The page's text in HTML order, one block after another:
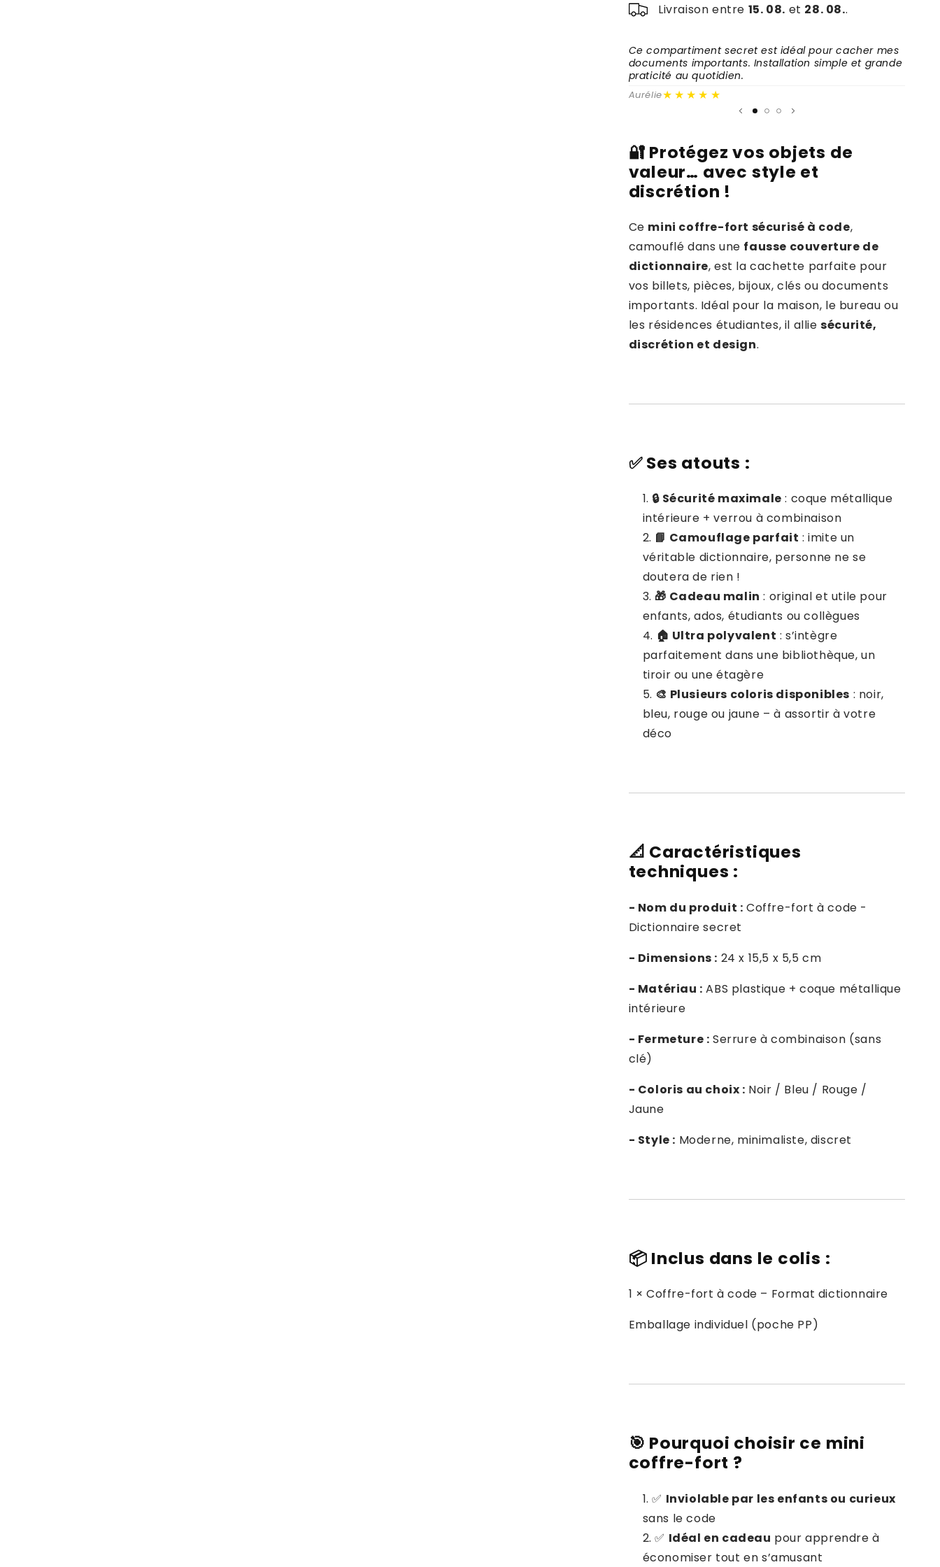
de
de
Livraison entre 15. 08. et 28. 08..
Ce compartiment secret est idéal pour cacher mes
documents importants. Installation simple et grande
praticité au quotidien.
Aurélie★★★★★
🔐 Protégez vos objets de
valeur… avec style et
discrétion !
Ce mini coffre-fort sécurisé à code,
camouflé dans une fausse couverture de
dictionnaire, est la cachette parfaite pour
vos billets, pièces, bijoux, clés ou documents
importants. Idéal pour la maison, le bureau ou
les résidences étudiantes, il alliesécurité,
discrétion et design.
✅Ses atouts :
🔒 Sécurité maximale : coque métallique
intérieure + verrou à combinaison
📘 Camouflage parfait : imite un
véritable dictionnaire, personne ne se
doutera de rien !
🎁 Cadeau malin : original et utile pour
enfants, ados, étudiants ou collègues
🏠 Ultra polyvalent : s’intègre
parfaitement dans une bibliothèque, un
tiroir ou une étagère
🎨 Plusieurs coloris disponibles : noir,
bleu, rouge ou jaune – à assortir à votre
déco
📐 Caractéristiques
techniques :
- Nom du produit : Coffre-fort à code -
Dictionnaire secret
- Dimensions : 24 x 15,5 x 5,5 cm
- Matériau : ABS plastique + coque métallique
intérieure
- Fermeture : Serrure à combinaison (sans
clé)
- Coloris au choix : Noir / Bleu / Rouge /
Jaune
- Style : Moderne, minimaliste, discret
📦 Inclus dans le colis :
1 × Coffre-fort à code – Format dictionnaire
Emballage individuel (poche PP)
🎯 Pourquoi choisir ce mini
coffre-fort ?
✅ Inviolable par les enfants ou curieux
sans le code
✅ Idéal en cadeau pour apprendre à
économiser tout en s’amusant